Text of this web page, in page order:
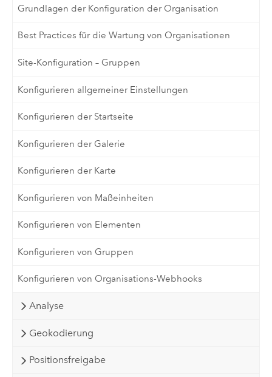
Grundlagen der Konfiguration der Organisation
Best Practices für die Wartung von Organisationen
Site-Konfiguration – Gruppen
Konfigurieren allgemeiner Einstellungen
Konfigurieren der Startseite
Konfigurieren der Galerie
Konfigurieren der Karte
Konfigurieren von Maßeinheiten
Konfigurieren von Elementen
Konfigurieren von Gruppen
Konfigurieren von Organisations-Webhooks
Analyse
Geokodierung
Positionsfreigabe